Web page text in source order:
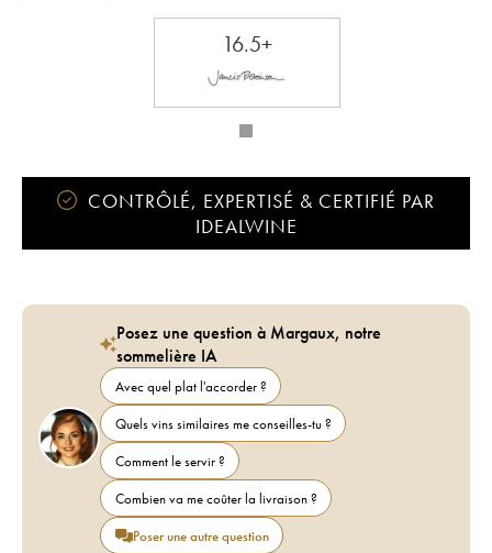
16.5+
CONTRÔLÉ, EXPERTISÉ & CERTIFIÉ PAR
IDEALWINE
Posez une question à Margaux, notre
sommelière IA
Avec quel plat l'accorder ?
Quels vins similaires me conseilles-tu ?
Comment le servir ?
Combien va me coûter la livraison ?
Poser une autre question